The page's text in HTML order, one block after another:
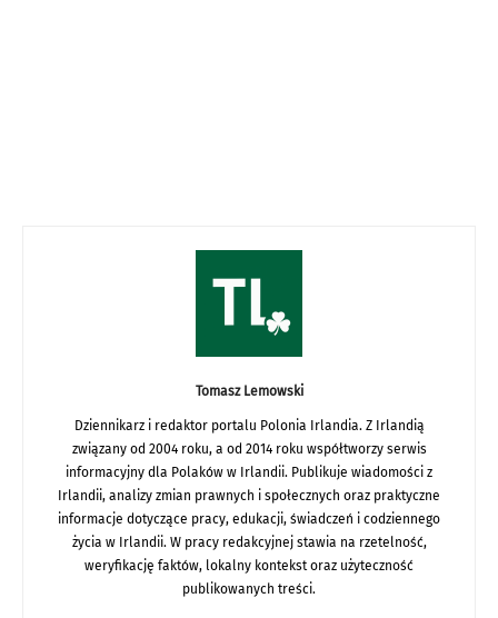
Tomasz Lemowski
Dziennikarz i redaktor portalu Polonia Irlandia. Z Irlandią
związany od 2004 roku, a od 2014 roku współtworzy serwis
informacyjny dla Polaków w Irlandii. Publikuje wiadomości z
Irlandii, analizy zmian prawnych i społecznych oraz praktyczne
informacje dotyczące pracy, edukacji, świadczeń i codziennego
życia w Irlandii. W pracy redakcyjnej stawia na rzetelność,
weryfikację faktów, lokalny kontekst oraz użyteczność
publikowanych treści.